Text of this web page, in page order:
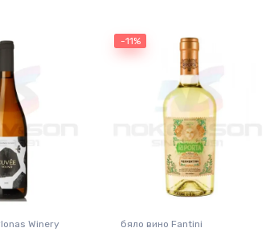
Winery
-11%
бяло вино Fantini